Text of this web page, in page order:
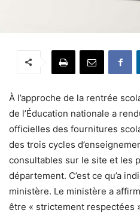
À l’approche de la rentrée
de l’Éducation nationale a
officielles des fournitures
des trois cycles
consultables sur le site et les
département. C’est ce qu’a
ministère. Le ministère a
être « strictement respectées